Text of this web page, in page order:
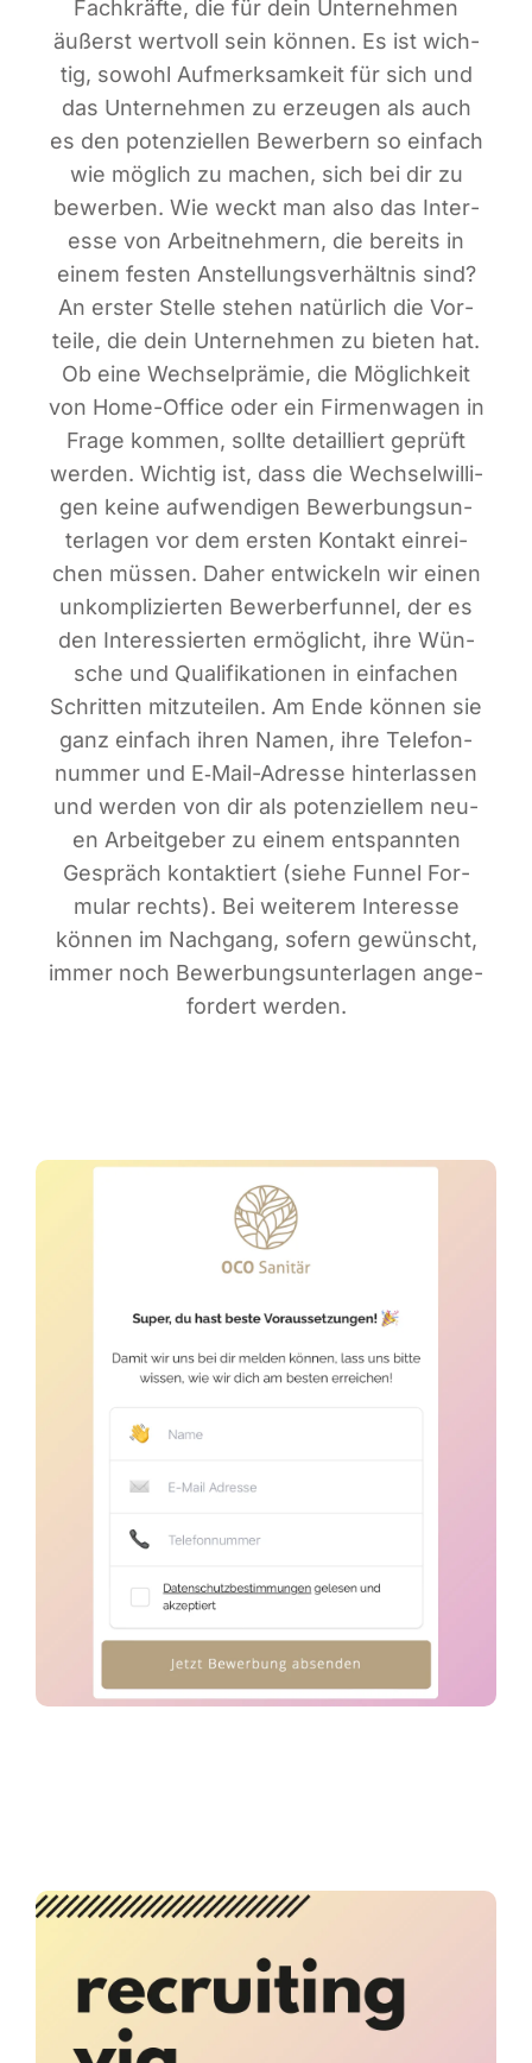
Fach­kräf­te, die für dein Unter­neh­men
äußerst wert­voll sein kön­nen. Es ist wich­
tig, sowohl Auf­merk­sam­keit für sich und
das Unter­neh­men zu erzeu­gen als auch
es den poten­zi­el­len Bewer­bern so ein­fach
wie mög­lich zu machen, sich bei dir zu
bewer­ben. Wie weckt man also das Inter­
es­se von Arbeit­neh­mern, die bereits in
einem fes­ten Anstel­lungs­ver­hält­nis sind?
An ers­ter Stel­le ste­hen natür­lich die Vor­
tei­le, die dein Unter­neh­men zu bie­ten hat.
Ob eine Wech­sel­prä­mie, die Mög­lich­keit
von Home-Office oder ein Fir­men­wa­gen in
Fra­ge kom­men, soll­te detail­liert geprüft
wer­den. Wich­tig ist, dass die Wech­sel­wil­li­
gen kei­ne auf­wen­di­gen Bewer­bungs­un­
ter­la­gen vor dem ers­ten Kon­takt ein­rei­
chen müs­sen. Daher ent­wi­ckeln wir einen
unkom­pli­zier­ten Bewer­ber­fun­nel, der es
den Inter­es­sier­ten ermög­licht, ihre Wün­
sche und Qua­li­fi­ka­tio­nen in ein­fa­chen
Schrit­ten mit­zu­tei­len. Am Ende kön­nen sie
ganz ein­fach ihren Namen, ihre Tele­fon­
num­mer und E‑Mail-Adres­se hin­ter­las­sen
und wer­den von dir als poten­zi­el­lem neu­
en Arbeit­ge­ber zu einem ent­spann­ten
Gespräch kon­tak­tiert (sie­he Fun­nel For­
mu­lar rechts). Bei wei­te­rem Inter­es­se
kön­nen im Nach­gang, sofern gewünscht,
immer noch Bewer­bungs­un­ter­la­gen ange­
for­dert werden.